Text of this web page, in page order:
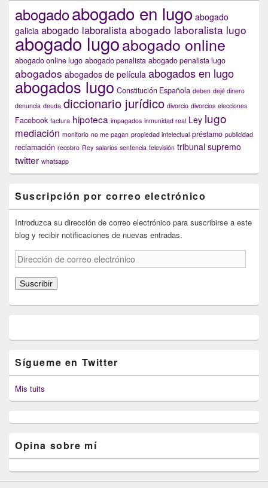
abogadoabogado en lugo abogado
galicia abogado laboralistaabogado laboralista lugo
abogado lugoabogado online
abogado online lugo abogado penalista abogado penalista lugo
abogados abogados de película abogados en lugo
abogados lugo Constitución Española deben dejé dinero
denuncia deuda diccionario jurídico divorcio divorcios elecciones
Facebook factura hipoteca impagados inmunidad real Ley lugo
mediación monitorio no me pagan propiedad intelectual préstamo publicidad
reclamación recobro Rey salarios sentencia televisión tribunal supremo
twitter whatsapp
Suscripción por correo electrónico
Introduzca su dirección de correo electrónico para suscribirse a este
blog y recibir notificaciones de nuevas entradas.
Dirección
de
correo
electrónico
Suscribir
Sígueme en Twitter
Mis tuits
Opina sobre mí